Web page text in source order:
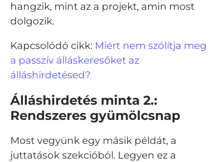
hangzik, mint az a projekt, amin most
dolgozik.
Kapcsolódó cikk: Miért nem szólítja meg
a passzív álláskeresőket az
álláshirdetésed?
Álláshirdetés minta 2.:
Rendszeres gyümölcsnap
Most vegyünk egy másik példát, a
juttatások szekcióból. Legyen ez a